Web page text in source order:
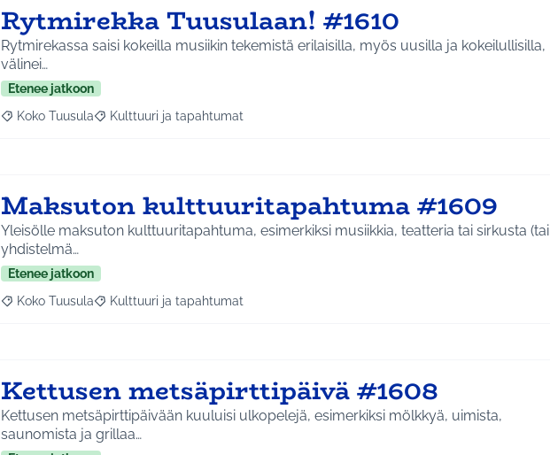
Rytmirekka Tuusulaan! #1610
Rytmirekassa saisi kokeilla musiikin tekemistä erilaisilla, myös uusilla ja kokeilullisilla,
välinei…
Etenee jatkoon
Rajaa tulokset aihepiirin mukaan: Koko Tuusula
Koko Tuusula Rajaa tulokset teeman mukaan: Kulttuuri ja tapahtumat
Kulttuuri ja tapahtumat
Maksuton kulttuuritapahtuma #1609
Yleisölle maksuton kulttuuritapahtuma, esimerkiksi musiikkia, teatteria tai sirkusta (tai
yhdistelmä…
Etenee jatkoon
Rajaa tulokset aihepiirin mukaan: Koko Tuusula
Koko Tuusula Rajaa tulokset teeman mukaan: Kulttuuri ja tapahtumat
Kulttuuri ja tapahtumat
Kettusen metsäpirttipäivä #1608
Kettusen metsäpirttipäivään kuuluisi ulkopelejä, esimerkiksi mölkkyä, uimista,
saunomista ja grillaa…